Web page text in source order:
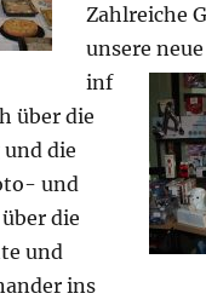
Zahlreiche
unsere neue
inf
über die
die
und
die
und
ins